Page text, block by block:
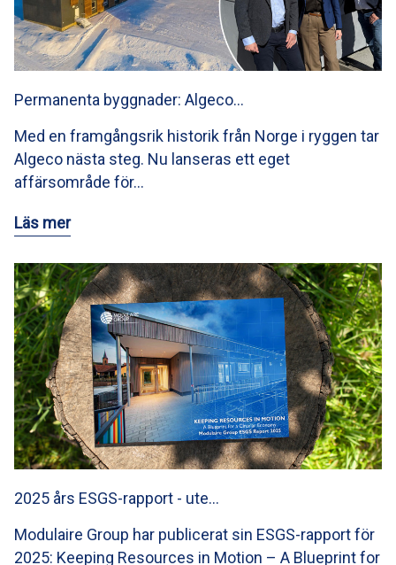
Permanenta byggnader: Algeco…
Med en framgångsrik historik från Norge i ryggen tar
Algeco nästa steg. Nu lanseras ett eget
affärsområde för…
Läs mer
2025 års ESGS-rapport - ute…
Modulaire Group har publicerat sin ESGS-rapport för
2025: Keeping Resources in Motion – A Blueprint for